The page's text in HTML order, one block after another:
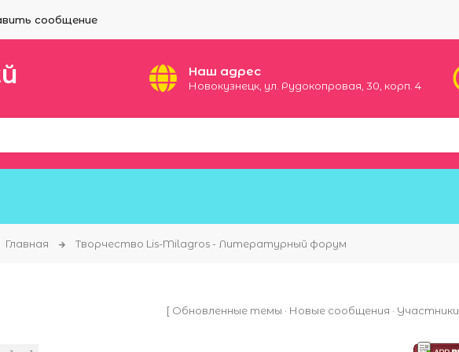
сообщение
Наш адрес
Новокузнецк, ул. Рудокопровая, 30, корп. 4
Главная Творчество Lis-Milagros - Литературный форум
[ Обновленные темы · Новые сообщения · Участники